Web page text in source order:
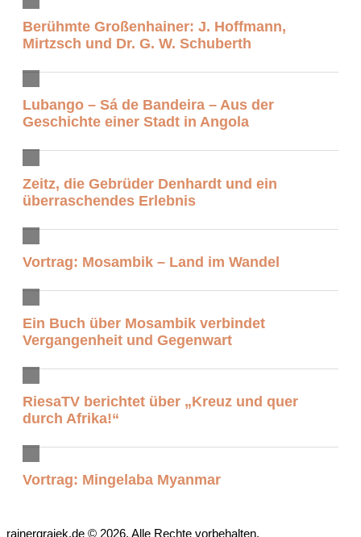
Berühmte Großenhainer: J. Hoffmann,
Mirtzsch und Dr. G. W. Schuberth
Lubango – Sá de Bandeira – Aus der
Geschichte einer Stadt in Angola
Zeitz, die Gebrüder Denhardt und ein
überraschendes Erlebnis
Vortrag: Mosambik – Land im Wandel
Ein Buch über Mosambik verbindet
Vergangenheit und Gegenwart
RiesaTV berichtet über „Kreuz und quer
durch Afrika!“
Vortrag: Mingelaba Myanmar
rainergrajek.de © 2026. Alle Rechte vorbehalten.